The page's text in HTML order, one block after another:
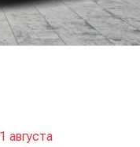
августа